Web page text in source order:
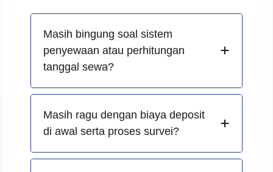
Masih bingung soal sistem
penyewaan atau perhitungan
tanggal sewa?
Masih ragu dengan biaya deposit
di awal serta proses survei?